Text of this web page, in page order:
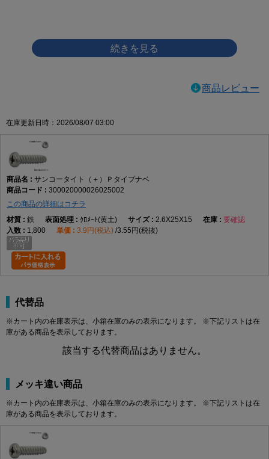
商品レビュー
在庫更新日時：2026/08/07 03:00
サンコータイト（＋）Ｐタイプナベ
300020000026025002
この商品の詳細はコチラ
鉄
ｸﾛﾒｰﾄ(黄土) 2.6X25X15
要確認
1,800
3.9円(税込) 3.55円(税抜)
代替品
※カート内の在庫表示は、小箱在庫のみの表示になります。 ※下記リストは在
庫がある商品を表示しております。
該当する代替商品はありません。
メッキ違い商品
※カート内の在庫表示は、小箱在庫のみの表示になります。 ※下記リストは在
庫がある商品を表示しております。